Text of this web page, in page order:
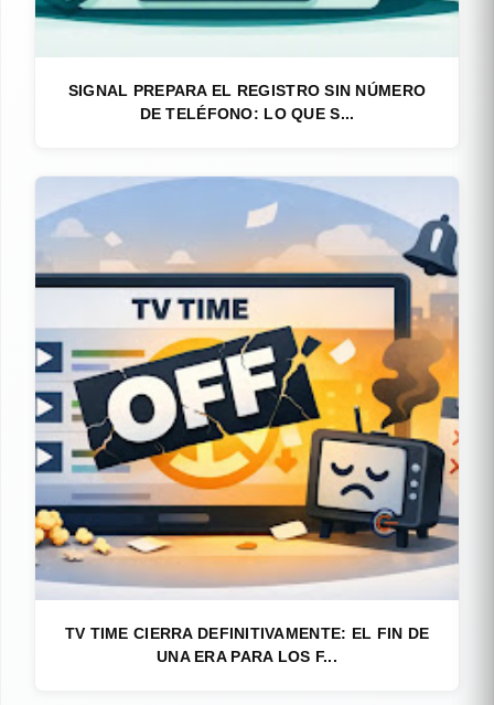
SIGNAL PREPARA EL REGISTRO SIN NÚMERO
DE TELÉFONO: LO QUE S...
TV TIME CIERRA DEFINITIVAMENTE: EL FIN DE
UNA ERA PARA LOS F...